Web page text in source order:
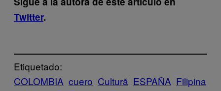
Twitter.
Etiquetado:
COLOMBIA cuero Cultură ESPAÑA Filipina